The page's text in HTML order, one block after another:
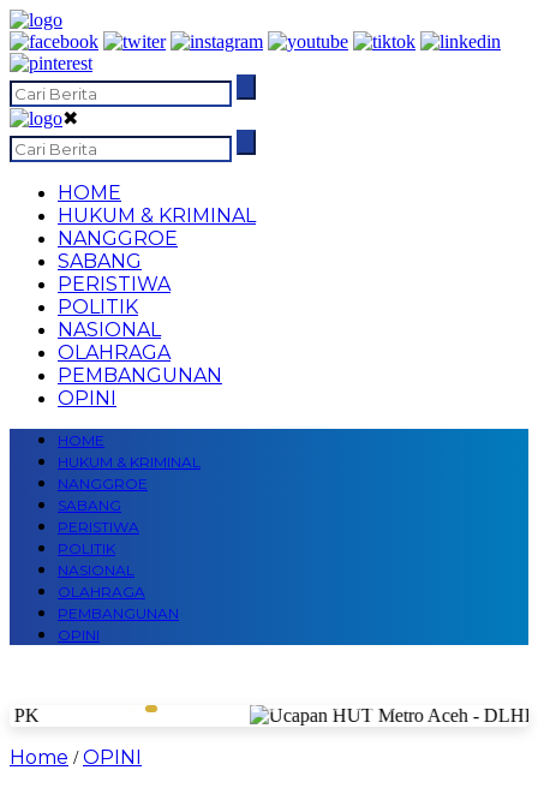
✖
HOME
HUKUM & KRIMINAL
NANGGROE
SABANG
PERISTIWA
POLITIK
NASIONAL
OLAHRAGA
PEMBANGUNAN
OPINI
HOME
HUKUM & KRIMINAL
NANGGROE
SABANG
PERISTIWA
POLITIK
NASIONAL
OLAHRAGA
PEMBANGUNAN
OPINI
Home /OPINI